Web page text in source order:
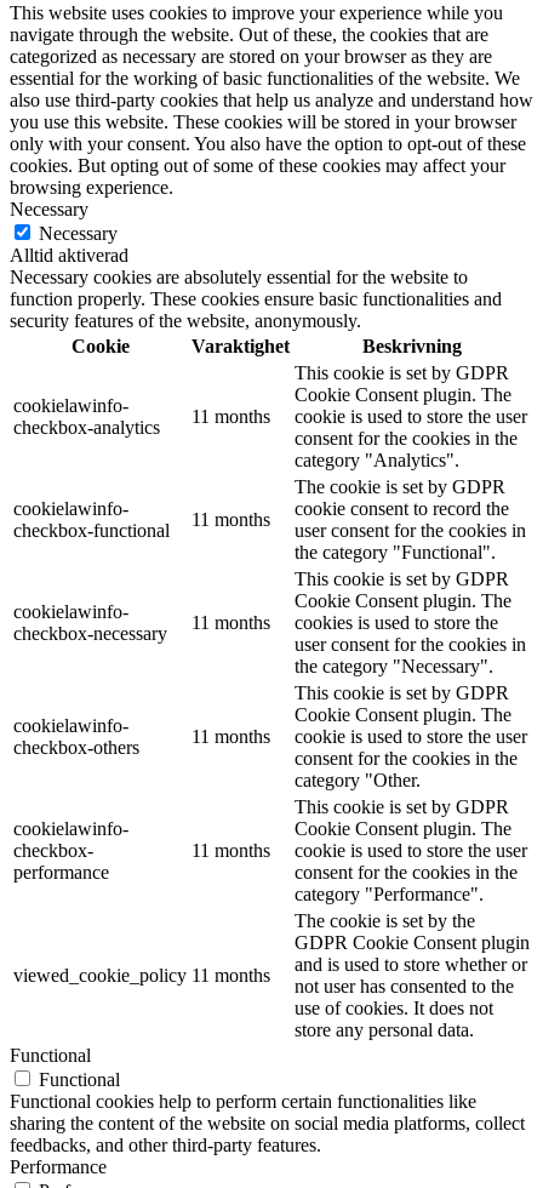
This website uses cookies to improve your experience while you
navigate through the website. Out of these, the cookies that are
categorized as necessary are stored on your browser as they are
essential for the working of basic functionalities of the website. We
also use third-party cookies that help us analyze and understand how
you use this website. These cookies will be stored in your browser
only with your consent. You also have the option to opt-out of these
cookies. But opting out of some of these cookies may affect your
browsing experience.
Necessary
Necessary
Alltid aktiverad
Necessary cookies are absolutely essential for the website to
function properly. These cookies ensure basic functionalities and
security features of the website, anonymously.
Cookie
Varaktighet Beskrivning
cookielawinfo-
checkbox-analytics
11 months
This cookie is set by GDPR
Cookie Consent plugin. The
cookie is used to store the user
consent for the cookies in the
category "Analytics".
cookielawinfo-
checkbox-functional
11 months
The cookie is set by GDPR
cookie consent to record the
user consent for the cookies in
the category "Functional".
cookielawinfo-
checkbox-necessary
11 months
This cookie is set by GDPR
Cookie Consent plugin. The
cookies is used to store the
user consent for the cookies in
the category "Necessary".
cookielawinfo-
checkbox-others
11 months
This cookie is set by GDPR
Cookie Consent plugin. The
cookie is used to store the user
consent for the cookies in the
category "Other.
cookielawinfo-
checkbox-
performance
11 months
This cookie is set by GDPR
Cookie Consent plugin. The
cookie is used to store the user
consent for the cookies in the
category "Performance".
viewed_cookie_policy 11 months
The cookie is set by the
GDPR Cookie Consent plugin
and is used to store whether or
not user has consented to the
use of cookies. It does not
store any personal data.
Functional
Functional
Functional cookies help to perform certain functionalities like
sharing the content of the website on social media platforms, collect
feedbacks, and other third-party features.
Performance